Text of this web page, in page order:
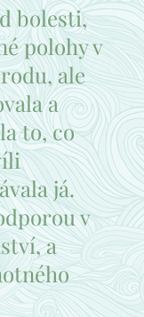
bolesti,
polohy v
ale
a
to, co
já.
v
a